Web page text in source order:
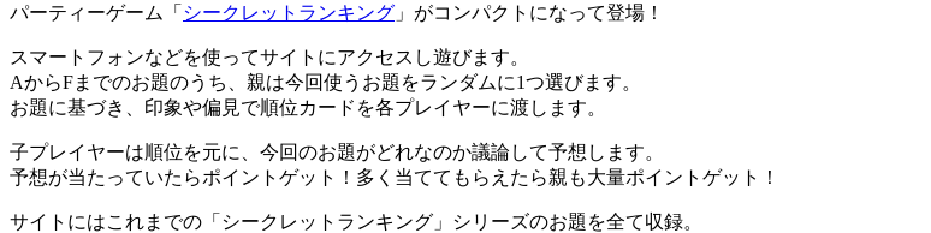
パーティーゲーム「 シークレットランキング 」がコンパクトになって登場！
スマートフォンなどを使ってサイトにアクセスし遊びます。
AからFまでのお題のうち、親は今回使うお題をランダムに1つ選びます。
お題に基づき、印象や偏見で順位カードを各プレイヤーに渡します。
子プレイヤーは順位を元に、今回のお題がどれなのか議論して予想します。
予想が当たっていたらポイントゲット！多く当ててもらえたら親も大量ポイントゲット！
サイトにはこれまでの「シークレットランキング」シリーズのお題を全て収録。